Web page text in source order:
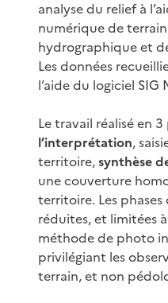
analyse du relief à
numérique de
hydrographique et
Les données
l’aide du logiciel SIG
Le travail réalisé en 3
l’interprétation,
territoire,synthèse
une couverture
territoire. Les
réduites, et limitées
méthode de photo
privilégiant les
terrain, et non